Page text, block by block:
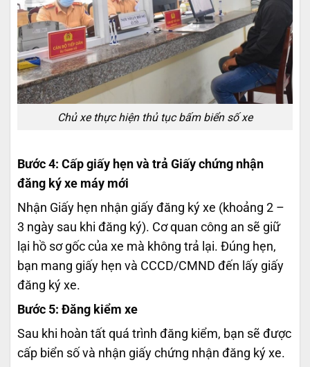
Chủ xe thực hiện thủ tục bấm biển số xe
Bước 4: Cấp giấy hẹn và trả Giấy chứng nhận
đăng ký xe máy mới
Nhận Giấy hẹn nhận giấy đăng ký xe (khoảng 2 –
3 ngày sau khi đăng ký). Cơ quan công an sẽ giữ
lại hồ sơ gốc của xe mà không trả lại. Đúng hẹn,
bạn mang giấy hẹn và CCCD/CMND đến lấy giấy
đăng ký xe.
Bước 5: Đăng kiểm xe
Sau khi hoàn tất quá trình đăng kiểm, bạn sẽ được
cấp biển số và nhận giấy chứng nhận đăng ký xe.